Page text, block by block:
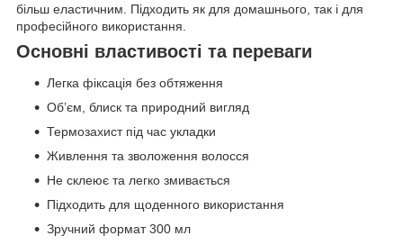
більш еластичним. Підходить як для домашнього, так і для
професійного використання.
Основні властивості та переваги
Легка фіксація без обтяження
Об’єм, блиск та природний вигляд
Термозахист під час укладки
Живлення та зволоження волосся
Не склеює та легко змивається
Підходить для щоденного використання
Зручний формат 300 мл